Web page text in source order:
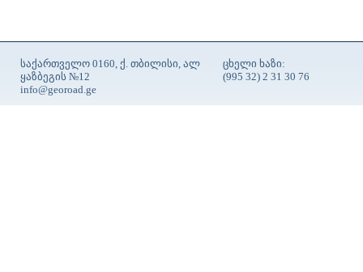
საქართველო 0160, ქ. თბილისი, ალ
ყაზბეგის №12
info@georoad.ge
ცხელი ხაზი:
(995 32) 2 31 30 76